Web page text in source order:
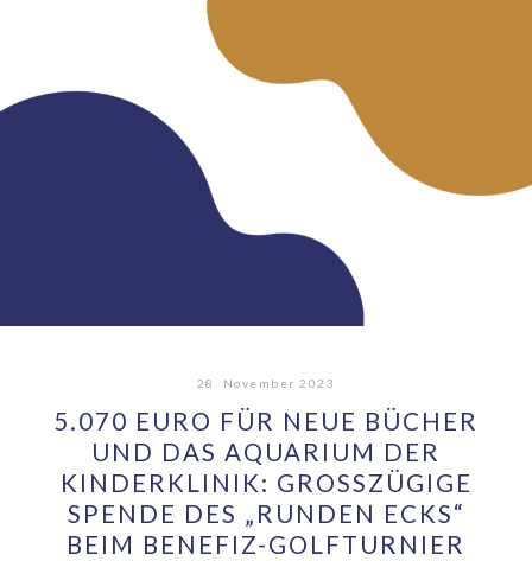
28. November 2023
5.070 EURO FÜR NEUE BÜCHER
UND DAS AQUARIUM DER
KINDERKLINIK: GROSSZÜGIGE S
PENDE DES „RUNDEN ECKS“ B
EIM BENEFIZ-GOLFTURNIER